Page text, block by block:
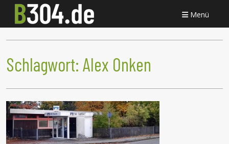
Menü
Schlagwort: Alex Onken